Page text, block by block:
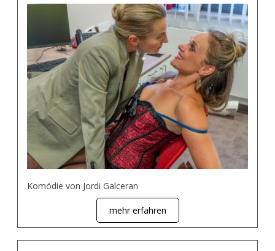
Komödie von Jordi Galceran
mehr erfahren